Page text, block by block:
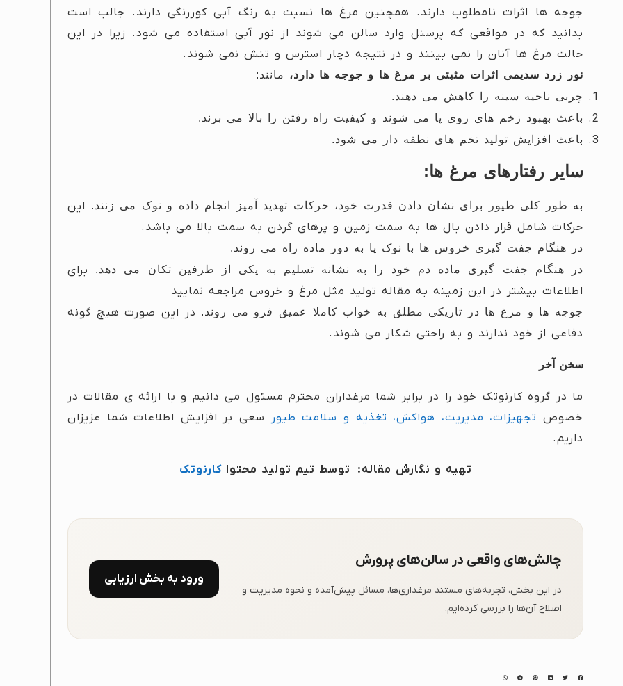
جوجه ها اثرات نامطلوب دارند. همچنین مرغ ها نسبت به رنگ آبی کوررنگی دارند. جالب است
بدانید که در مواقعی که پرسنل وارد سالن می شوند از نور آبی استفاده می شود. زیرا در این
حالت مرغ ها آنان را نمی بینند و در نتیجه دچار استرس و تنش نمی شوند.
نور زرد سدیمی اثرات مثبتی بر مرغ ها و جوجه ها دارد، مانند:
چربی ناحیه سینه را کاهش می دهند.
باعث بهبود زخم های روی پا می شوند و کیفیت راه رفتن را بالا می برند.
باعث افزایش تولید تخم های نطفه دار می شود.
سایر رفتارهای مرغ ها:
به طور کلی طیور برای نشان دادن قدرت خود، حرکات تهدید آمیز انجام داده و نوک می زنند.
این
حرکات شامل قرار دادن بال ها به سمت زمین و پرهای گردن به سمت بالا می باشد.
در هنگام جفت گیری خروس ها با نوک پا به دور ماده راه می روند.
در هنگام جفت گیری ماده دم خود را به نشانه تسلیم به یکی از طرفین تکان می دهد.
برای
اطلاعات بیشتر در این زمینه به مقاله تولید مثل مرغ و خروس مراجعه نمایید
جوجه ها و مرغ ها در تاریکی مطلق به خواب کاملا عمیق فرو می روند. در این صورت هیچ گونه
دفاعی از خود ندارند و به راحتی شکار می شوند.
سخن آخر
ما در گروه کارنوتک خود را در برابر شما مرغداران محترم مسئول می دانیم و با ارائه ی مقالات در
خصوص تجهیزات، مدیریت، هواکش، تغذیه و سلامت طیور
سعی بر افزایش اطلاعات شما عزیزان
داریم.
تهیه و نگارش مقاله: توسط تیم تولید محتواکارنوتک
چالش‌های واقعی در سالن‌های پرورش
در این بخش، تجربه‌های مستند مرغداری‌ها، مسائل پیش‌آمده و نحوه مدیریت و
اصلاح آن‌ها را بررسی کرده‌ایم.
ورود به بخش ارزیابی